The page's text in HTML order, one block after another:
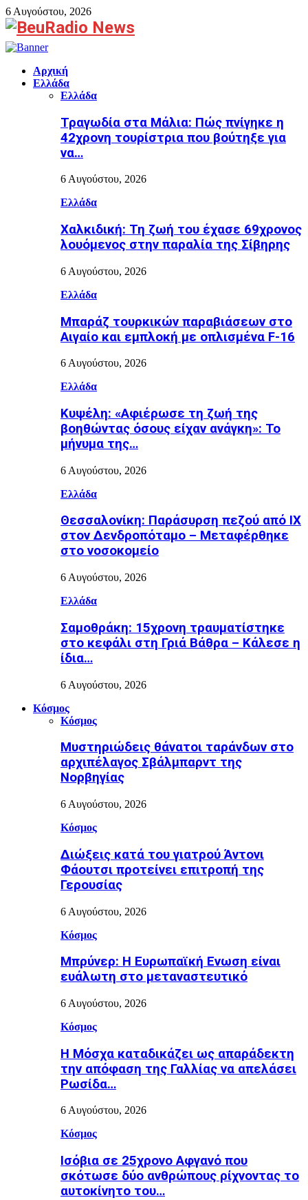
6 Αυγούστου, 2026
Facebook
Αρχική
Ελλάδα
Ελλάδα
Τραγωδία στα Μάλια: Πώς πνίγηκε η
42χρονη τουρίστρια που βούτηξε για
να…
6 Αυγούστου, 2026
Ελλάδα
Χαλκιδική: Τη ζωή του έχασε 69χρονος
λουόμενος στην παραλία της Σίβηρης
6 Αυγούστου, 2026
Ελλάδα
Μπαράζ τουρκικών παραβιάσεων στο
Αιγαίο και εμπλοκή με οπλισμένα F-16
6 Αυγούστου, 2026
Ελλάδα
Κυψέλη: «Αφιέρωσε τη ζωή της
βοηθώντας όσους είχαν ανάγκη»: Το
μήνυμα της…
6 Αυγούστου, 2026
Ελλάδα
Θεσσαλονίκη: Παράσυρση πεζού από ΙΧ
στον Δενδροπόταμο – Μεταφέρθηκε
στο νοσοκομείο
6 Αυγούστου, 2026
Ελλάδα
Σαμοθράκη: 15χρονη τραυματίστηκε
στο κεφάλι στη Γριά Βάθρα – Κάλεσε η
ίδια…
6 Αυγούστου, 2026
Κόσμος
Κόσμος
Μυστηριώδεις θάνατοι ταράνδων στο
αρχιπέλαγος Σβάλμπαρντ της
Νορβηγίας
6 Αυγούστου, 2026
Κόσμος
Διώξεις κατά του γιατρού Άντονι
Φάουτσι προτείνει επιτροπή της
Γερουσίας
6 Αυγούστου, 2026
Κόσμος
Μπρύνερ: Η Ευρωπαϊκή Ενωση είναι
ευάλωτη στο μεταναστευτικό
6 Αυγούστου, 2026
Κόσμος
Η Μόσχα καταδικάζει ως απαράδεκτη
την απόφαση της Γαλλίας να απελάσει
Ρωσίδα…
6 Αυγούστου, 2026
Κόσμος
Ισόβια σε 25χρονο Αφγανό που
σκότωσε δύο ανθρώπους ρίχνοντας το
αυτοκίνητο του…